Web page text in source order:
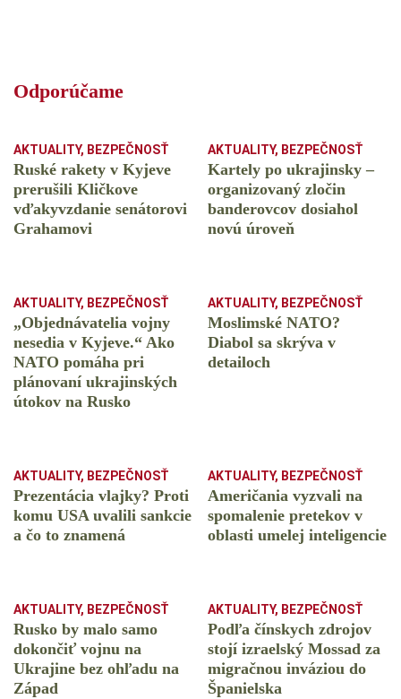
Odporúčame
AKTUALITY, BEZPEČNOSŤ
Ruské rakety v Kyjeve
prerušili Kličkove
vďakyvzdanie senátorovi
Grahamovi
AKTUALITY, BEZPEČNOSŤ
Kartely po ukrajinsky –
organizovaný zločin
banderovcov dosiahol
novú úroveň
AKTUALITY, BEZPEČNOSŤ
„Objednávatelia vojny
nesedia v Kyjeve.“ Ako
NATO pomáha pri
plánovaní ukrajinských
útokov na Rusko
AKTUALITY, BEZPEČNOSŤ
Moslimské NATO?
Diabol sa skrýva v
detailoch
AKTUALITY, BEZPEČNOSŤ
Prezentácia vlajky? Proti
komu USA uvalili sankcie
a čo to znamená
AKTUALITY, BEZPEČNOSŤ
Američania vyzvali na
spomalenie pretekov v
oblasti umelej inteligencie
AKTUALITY, BEZPEČNOSŤ
Rusko by malo samo
dokončiť vojnu na
Ukrajine bez ohľadu na
Západ
AKTUALITY, BEZPEČNOSŤ
Podľa čínskych zdrojov
stojí izraelský Mossad za
migračnou inváziou do
Španielska